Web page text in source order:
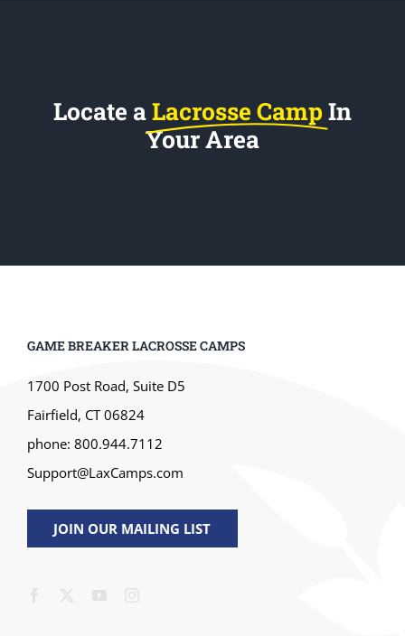
Locate aLacrosse Camp In
Your Area
GAME BREAKER LACROSSE CAMPS
1700 Post Road, Suite D5
Fairfield, CT 06824
phone: 800.944.7112
Support@LaxCamps.com
JOIN OUR MAILING LIST